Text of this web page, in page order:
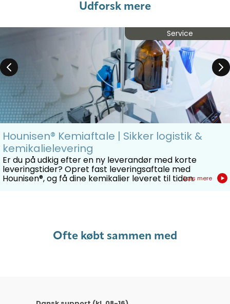
Udforsk mere
Service
Hounisen® Kemiaftale | Sikker logistik &
kemikalielevering
Er du på udkig efter en ny leverandør med korte
leveringstider? Opret fast leveringsaftale med
Hounisen®, og få dine kemikalier leveret til tiden.Læs mere
Ofte købt sammen med